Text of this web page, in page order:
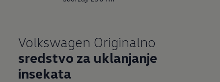
Volkswagen Originalno
sredstvo za uklanjanje
insekata